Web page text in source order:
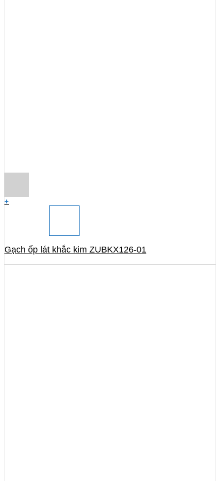
+
Gạch ốp lát khắc kim ZUBKX126-01